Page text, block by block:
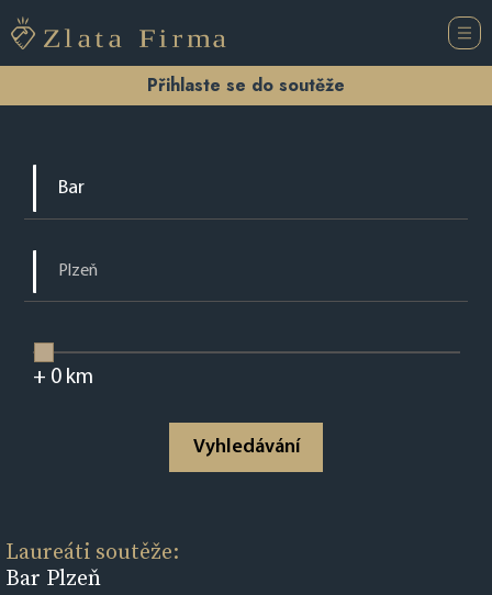
Přihlaste se do soutěže
+ 0km
Vyhledávání
Laureáti soutěže:
Bar Plzeň